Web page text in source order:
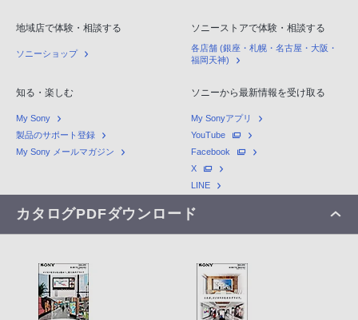
地域店で体験・相談する
ソニーショップ
ソニーストアで体験・相談する
各店舗 (銀座・札幌・名古屋・大阪・
福岡天神)
知る・楽しむ
My Sony
製品のサポート登録
My Sony メールマガジン
ソニーから最新情報を受け取る
My Sonyアプリ
YouTube
Facebook
X
LINE
カタログPDFダウンロード